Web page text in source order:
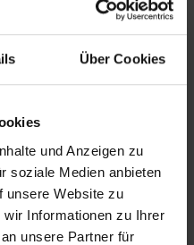
Über Cookies
und Anzeigen zu
soziale Medien anbieten
unsere Website zu
Informationen zu Ihrer
unsere Partner für
Gebäude, Bögen
lebendigen Muster,
erinnert.
und Modernität,
Strukturen
So entsteht ein
mit subtiler